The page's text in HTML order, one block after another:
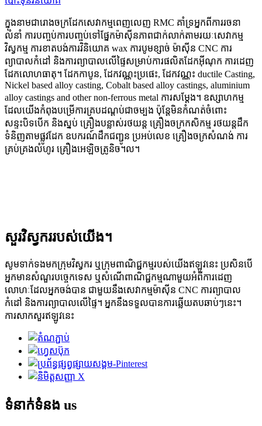
ក្នុងនាមជារោងចក្រដែកសេវាកម្មពេញលេញ RMC គាំទ្រអ្នកពីការរចនា
លំនាំ ការបញ្ចប់ការបញ្ចប់ទៅផ្នែកម៉ាស៊ីនភាពជាក់លាក់តាមរយៈសេវាកម្ម
វិស្វកម្ម ការខាតបង់ការវិនិយោគ wax ការបូមខ្សាច់ ម៉ាស៊ីន CNC ការ
ព្យាបាលកំដៅ និងការព្យាបាលលើផ្ទៃសម្រាប់ការផលិតដែកអ៊ីណុក ការដេញ
ដែកលោហធាតុ។ ដែកកាបូន, ដែកវណ្ណះប្រផេះ, ដែកវណ្ណះ ductile Casting,
Nickel based alloy casting, Cobalt based alloy castings, aluminium
alloy castings and other non-ferrous metal ការសម្ដែង។ ឧស្សាហកម្ម
ដែលយើងកំពុងបម្រើការគ្របដណ្តប់ជាចម្បង ប៉ុន្តែមិនកំណត់ចំពោះ
សន្ទះបិទបើក និងស្នប់ គ្រឿងបន្លាស់រថយន្ត គ្រឿងចក្រកសិកម្ម រថយន្តដឹក
ទំនិញតាមផ្លូវដែក ឧបករណ៍ដឹកជញ្ជូន ប្រអប់លេខ គ្រឿងចក្រសំណង់ ការ
គ្រប់គ្រងលំហូរ គ្រឿងអេឡិចត្រូនិច។ល។
សួរវិស្វកររបស់យើង។
សូមទាក់ទងមកក្រុមវិស្វករ ឬក្រុមពាណិជ្ជកម្មរបស់យើងឥឡូវនេះ ប្រសិនបើ
អ្នកមានសំណួរបច្ចេកទេស ឬសំណើពាណិជ្ជកម្មណាមួយអំពីការដេញ
លោហៈដែលអ្នកចង់បាន ជាមួយនឹងសេវាកម្មម៉ាស៊ីន CNC ការព្យាបាល
កំដៅ និងការព្យាបាលលើផ្ទៃ។ អ្នកនឹងទទួលបានការឆ្លើយតបឆាប់ៗនេះ។
ការសាកសួរឥឡូវនេះ
ទំនាក់ទំនង us